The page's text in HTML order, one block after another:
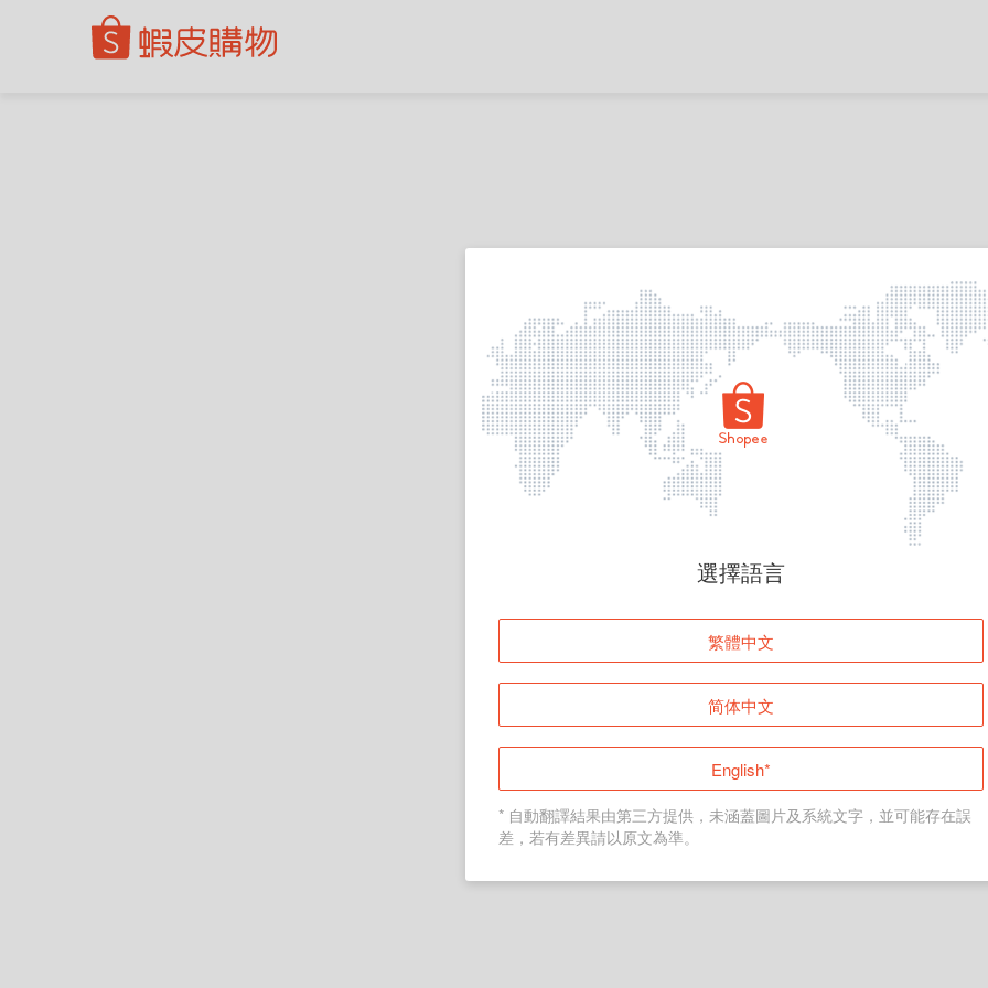
頁面無法顯示
登入
返回首頁
選擇語言
繁體中文
简体中文
English*
* 自動翻譯結果由第三方提供，未涵蓋圖片及系統文字，並可能存在誤
差，若有差異請以原文為準。